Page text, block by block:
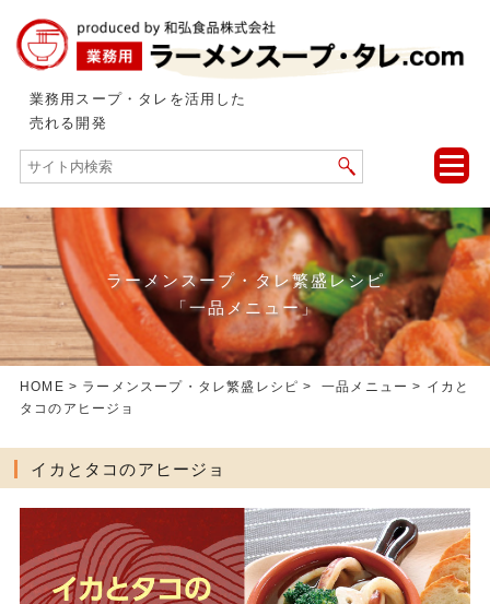
業務用スープ・タレを活用した
売れる開発
toggle
ラーメンスープ・タレ繁盛レシピ
「一品メニュー」
HOME > ラーメンスープ・タレ繁盛レシピ >一品メニュー > イカと
タコのアヒージョ
イカとタコのアヒージョ